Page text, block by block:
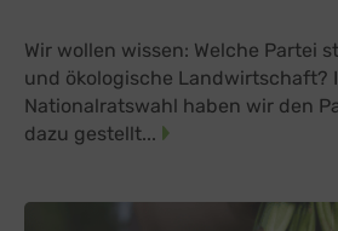
Wir wollen wissen: Welche Partei
und ökologische Landwirtschaft?
Nationalratswahl haben wir den
dazu gestellt...